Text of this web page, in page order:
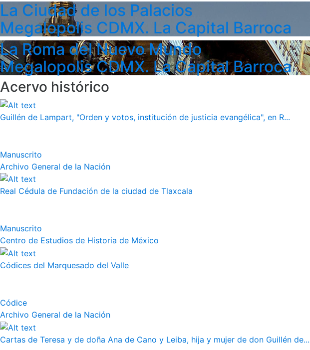
La Ciudad de los Palacios
Megalopolis CDMX. La Capital Barroca
La Roma del Nuevo Mundo
Megalopolis CDMX. La Capital Barroca
Acervo histórico
Guillén de Lampart, "Orden y votos, institución de justicia evangélica", en R...
Manuscrito
Archivo General de la Nación
Real Cédula de Fundación de la ciudad de Tlaxcala
Manuscrito
Centro de Estudios de Historia de México
Códices del Marquesado del Valle
Códice
Archivo General de la Nación
Cartas de Teresa y de doña Ana de Cano y Leiba, hija y mujer de don Guillén de...